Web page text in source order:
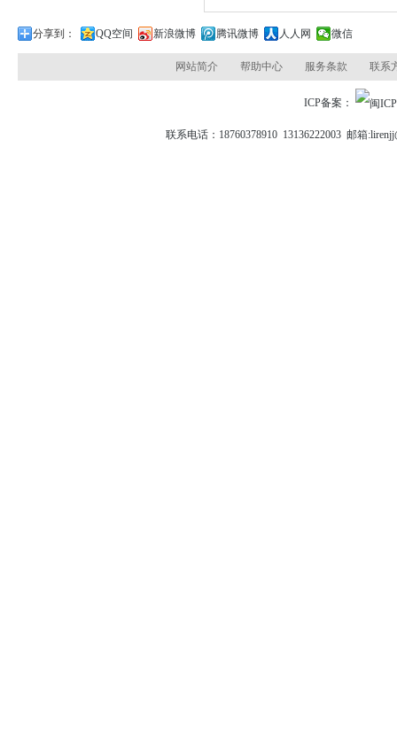
分享到： QQ空间 新浪微博 腾讯微博 人人网 微信
网站简介 帮助中心 服务条款 联系
ICP备案：
联系电话：18760378910 13136222003 邮箱